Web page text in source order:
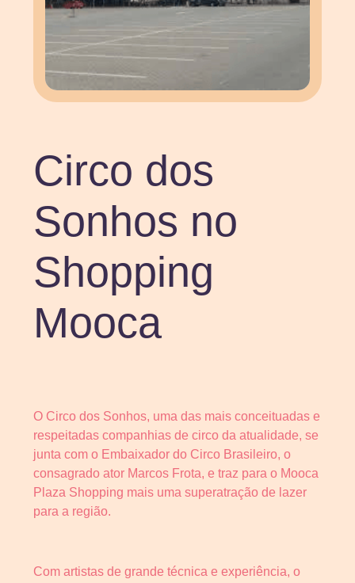
Circo dos
Sonhos no
Shopping
Mooca
O Circo dos Sonhos, uma das mais conceituadas e
respeitadas companhias de circo da atualidade, se
junta com o Embaixador do Circo Brasileiro, o
consagrado ator Marcos Frota, e traz para o Mooca
Plaza Shopping mais uma superatração de lazer
para a região.
Com artistas de grande técnica e experiência, o